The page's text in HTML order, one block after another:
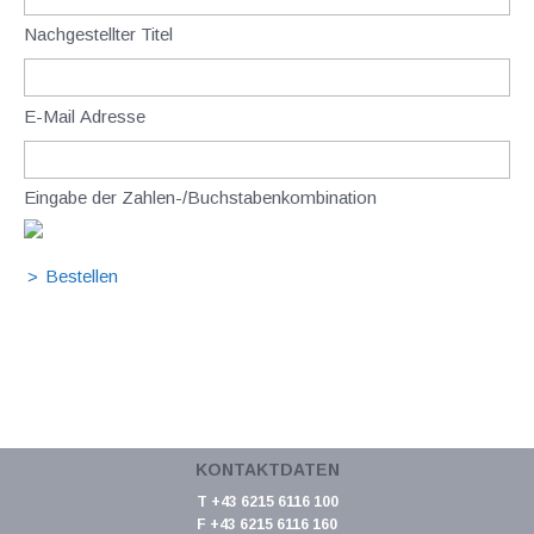
Nachgestellter Titel
E-Mail Adresse
Eingabe der Zahlen-/Buchstabenkombination
KONTAKTDATEN
T +43 6215 6116 100
F +43 6215 6116 160